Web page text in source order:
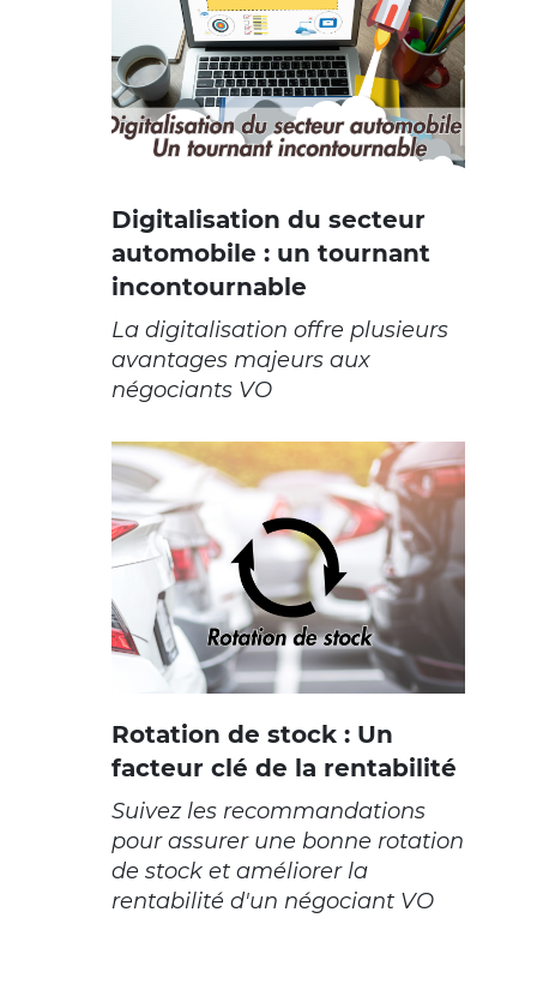
Digitalisation du secteur
automobile : un tournant
incontournable
La digitalisation offre plusieurs
avantages majeurs aux
négociants VO
Rotation de stock : Un
facteur clé de la rentabilité
Suivez les recommandations
pour assurer une bonne rotation
de stock et améliorer la
rentabilité d'un négociant VO